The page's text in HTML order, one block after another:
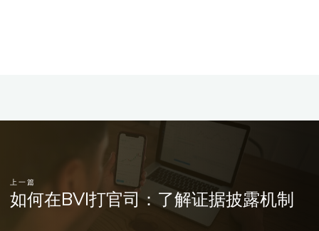
上一篇
如何在BVI打官司：了解证据披露机制